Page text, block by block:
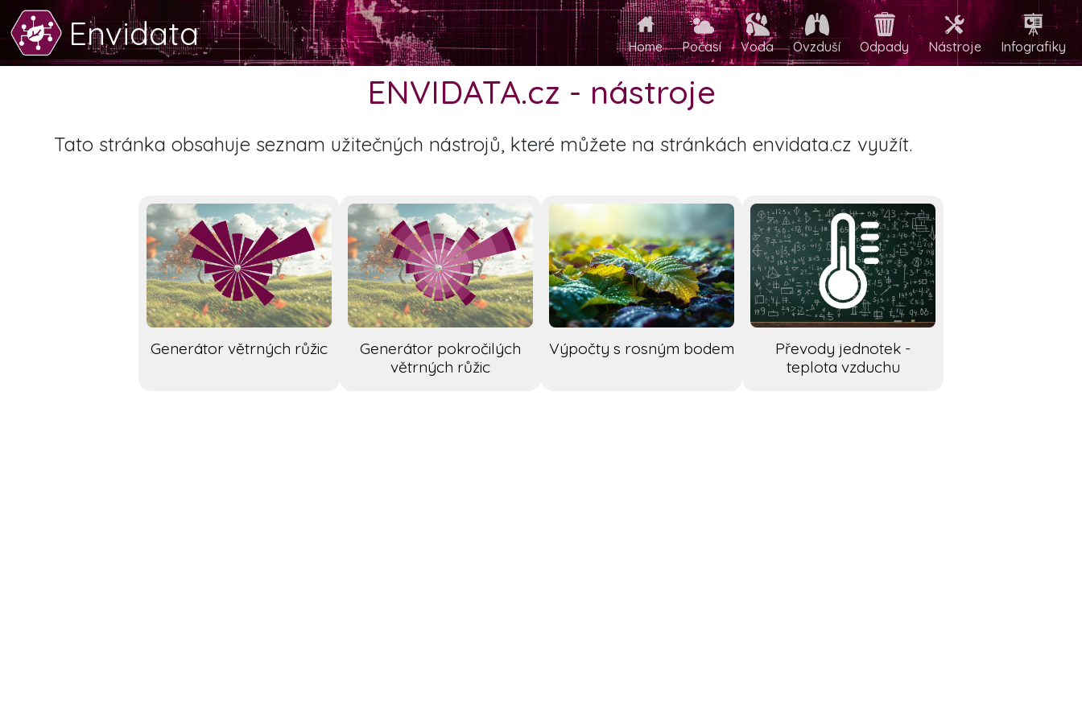
Envidata Home Počasí Voda Ovzduší Odpady Nástroje Infografiky
ENVIDATA.cz - nástroje
Tato stránka obsahuje seznam užitečných nástrojů, které můžete na stránkách envidata.cz využít.
Generátor větrných růžic
Generátor pokročilých
větrných růžic
Výpočty s rosným bodem
Převody jednotek -
teplota vzduchu